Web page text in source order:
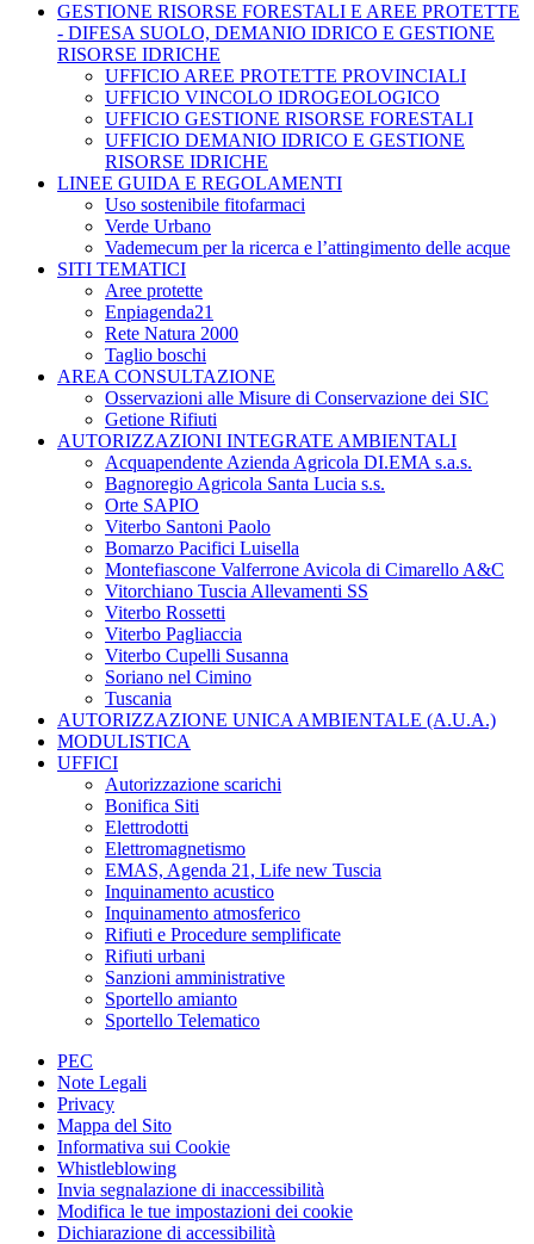
GESTIONE RISORSE FORESTALI E AREE PROTETTE
- DIFESA SUOLO, DEMANIO IDRICO E GESTIONE
RISORSE IDRICHE
UFFICIO AREE PROTETTE PROVINCIALI
UFFICIO VINCOLO IDROGEOLOGICO
UFFICIO GESTIONE RISORSE FORESTALI
UFFICIO DEMANIO IDRICO E GESTIONE
RISORSE IDRICHE
LINEE GUIDA E REGOLAMENTI
Uso sostenibile fitofarmaci
Verde Urbano
Vademecum per la ricerca e l’attingimento delle acque
SITI TEMATICI
Aree protette
Enpiagenda21
Rete Natura 2000
Taglio boschi
AREA CONSULTAZIONE
Osservazioni alle Misure di Conservazione dei SIC
Getione Rifiuti
AUTORIZZAZIONI INTEGRATE AMBIENTALI
Acquapendente Azienda Agricola DI.EMA s.a.s.
Bagnoregio Agricola Santa Lucia s.s.
Orte SAPIO
Viterbo Santoni Paolo
Bomarzo Pacifici Luisella
Montefiascone Valferrone Avicola di Cimarello A&C
Vitorchiano Tuscia Allevamenti SS
Viterbo Rossetti
Viterbo Pagliaccia
Viterbo Cupelli Susanna
Soriano nel Cimino
Tuscania
AUTORIZZAZIONE UNICA AMBIENTALE (A.U.A.)
MODULISTICA
UFFICI
Autorizzazione scarichi
Bonifica Siti
Elettrodotti
Elettromagnetismo
EMAS, Agenda 21, Life new Tuscia
Inquinamento acustico
Inquinamento atmosferico
Rifiuti e Procedure semplificate
Rifiuti urbani
Sanzioni amministrative
Sportello amianto
Sportello Telematico
PEC
Note Legali
Privacy
Mappa del Sito
Informativa sui Cookie
Whistleblowing
Invia segnalazione di inaccessibilità
Modifica le tue impostazioni dei cookie
Dichiarazione di accessibilità